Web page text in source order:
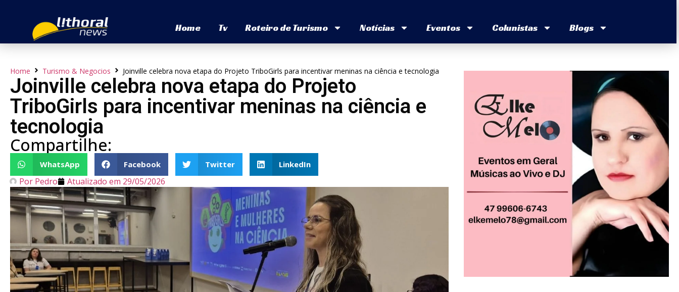
Home Tv Roteiro de Turismo Notícias Eventos Colunistas Blogs
Home Turismo & Negocios Joinville celebra nova etapa do Projeto TriboGirls para incentivar meninas na ciência e tecnologia
Joinville celebra nova etapa do Projeto
TriboGirls para incentivar meninas na ciência e
tecnologia
Compartilhe:
WhatsApp Facebook Twitter LinkedIn
Por Pedro Atualizado em 29/05/2026